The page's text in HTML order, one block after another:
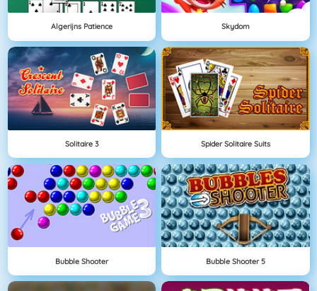
Algerijns Patience Skydom
Solitaire 3 Spider Solitaire Suits
Bubble Shooter Bubble Shooter 5